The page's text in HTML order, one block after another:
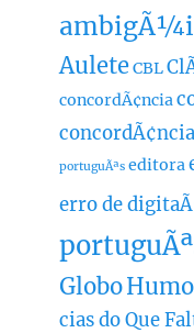
AuleteCBL
concordÃ¢ncia
portuguÃªs editora
erro de
Globo
cias do Que